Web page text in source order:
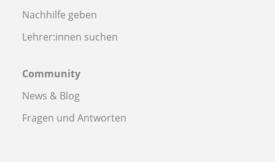
Nachhilfe geben
Lehrer:innen suchen
Community
News & Blog
Fragen und Antworten